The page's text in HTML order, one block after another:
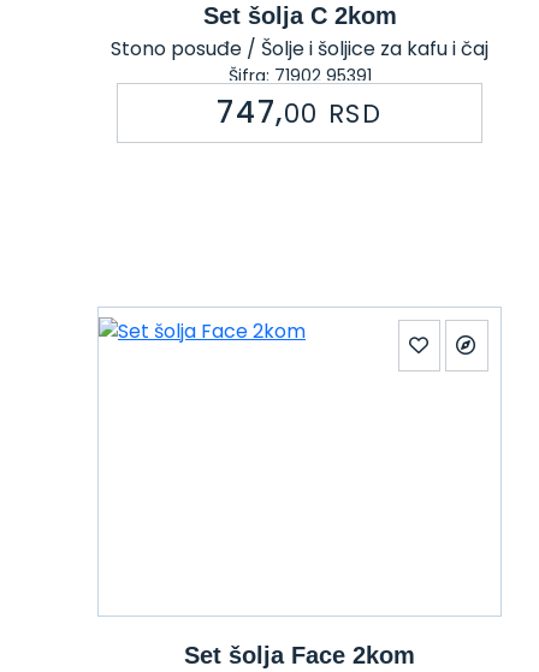
Set šolja C 2kom
Stono posuđe / Šolje i šoljice za kafu i čaj
Šifra: 71902 95391
747,00 RSD
Set šolja Face 2kom